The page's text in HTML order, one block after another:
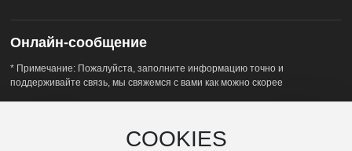
Онлайн-сообщение
* Примечание: Пожалуйста, заполните информацию точно и
поддерживайте связь, мы свяжемся с вами как можно скорее
COOKIES